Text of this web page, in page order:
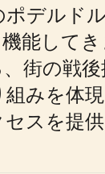
デルド
能して
街の戦
みを体
スを提供